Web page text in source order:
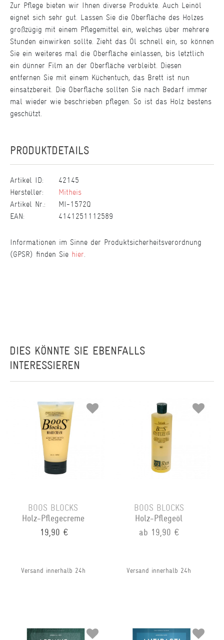
Zur Pflege bieten wir Ihnen diverse Produkte. Auch Leinöl
eignet sich sehr gut. Lassen Sie die Oberfläche des Holzes
großzügig mit einem Pflegemittel ein, welches über mehrere
Stunden einwirken sollte. Zieht das Öl schnell ein, so können
Sie ein weiteres mal die Oberfläche einlassen, bis letztlich
ein dünner Film an der Oberfläche verbleibt. Diesen
entfernen Sie mit einem Küchentuch, das Brett ist nun
einsatzbereit. Die Oberfläche sollten Sie nach Bedarf immer
mal wieder wie beschrieben pflegen. So ist das Holz bestens
geschützt.
PRODUKTDETAILS
Artikel ID:
42145
Hersteller:
Mitheis
Artikel Nr.:
MI-1572Q
EAN:
4141251112589
Informationen im Sinne der Produktsicherheitsverordnung
(GPSR) finden Sie hier.
DIES KÖNNTE SIE EBENFALLS
INTERESSIEREN
BOOS BLOCKS
Holz-Pflegecreme
19,90 €
Versand innerhalb 24h
BOOS BLOCKS
Holz-Pflegeöl
ab 19,90 €
Versand innerhalb 24h